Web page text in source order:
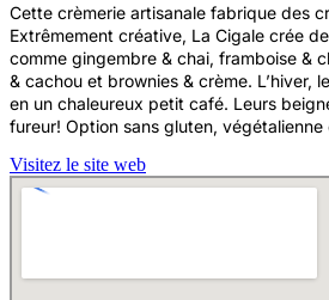
Cette crèmerie artisanale fabrique des
Extrêmement créative, La Cigale crée
comme gingembre & chai, framboise &
& cachou et brownies & crème. L’hiver,
en un chaleureux petit café. Leurs
fureur! Option sans gluten,
Visitez le site web